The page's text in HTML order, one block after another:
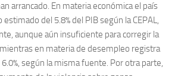
arrancado. En materia económica el país
del 5.8% del PIB según la CEPAL,
aunque aún insuficiente para corregir la
en materia de desempleo registra
6.0%, según la misma fuente. Por otra parte,